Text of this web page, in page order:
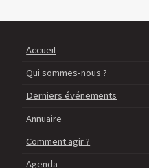
Accueil
Qui sommes-nous ?
Derniers événements
Annuaire
Comment agir ?
Agenda